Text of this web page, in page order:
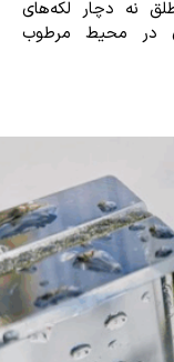
نه دچار لکه‌های
در محیط مرطوب